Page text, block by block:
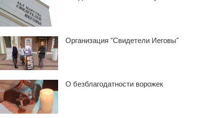
Организация “Свидетели Иеговы”
О безблагодатности ворожек